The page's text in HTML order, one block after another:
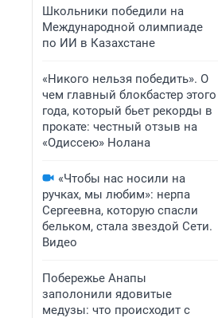
Школьники победили на
Международной олимпиаде
по ИИ в Казахстане
«Никого нельзя победить». О
чем главный блокбастер этого
года, который бьет рекорды в
прокате: честный отзыв на
«Одиссею» Нолана
«Чтобы нас носили на
ручках, мы любим»: нерпа
Сергеевна, которую спасли
бельком, стала звездой Сети.
Видео
Побережье Анапы
заполонили ядовитые
медузы: что происходит с